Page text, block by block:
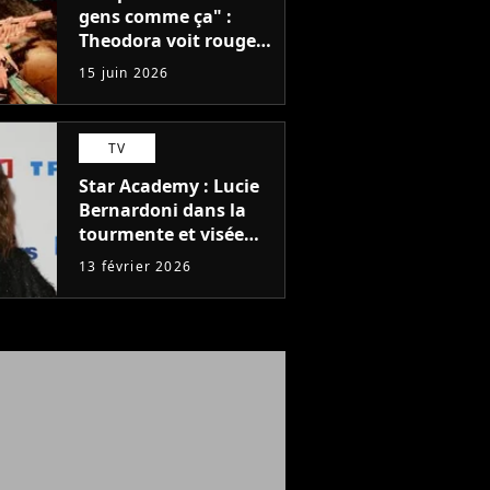
gens comme ça" :
Theodora voit rouge
après un concert,
mais que s'est-il passé
?
15 juin 2026
TV
Star Academy : Lucie
Bernardoni dans la
tourmente et visée
par une plainte de
que l'on sait
13 février 2026